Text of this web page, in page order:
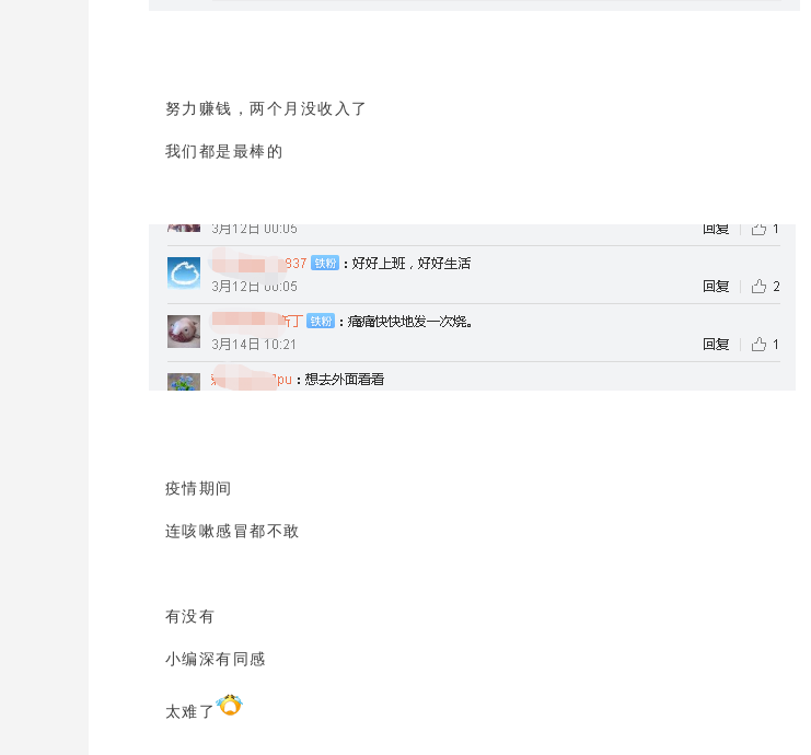
努力赚钱，两个月没收入了
我们都是最棒的
疫情期间
连咳嗽感冒都不敢
有没有
小编深有同感
太难了